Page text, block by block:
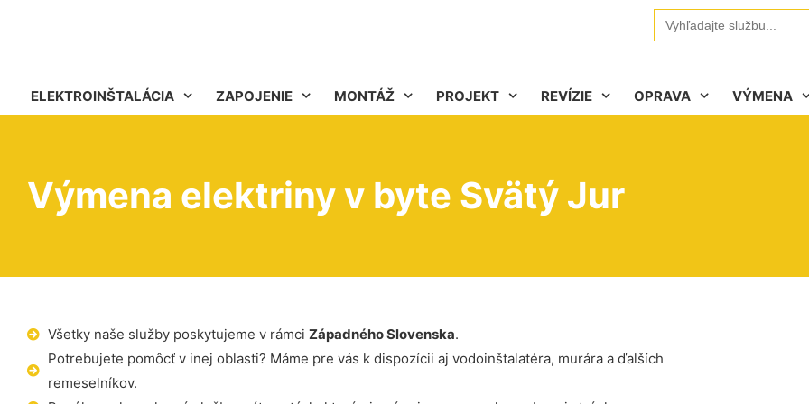
Search
for:
ELEKTROINŠTALÁCIA ZAPOJENIE MONTÁŽ PROJEKT REVÍZIE OPRAVA VÝMENA
Výmena elektriny v byte Svätý Jur
Všetky naše služby poskytujeme v rámci Západného Slovenska.
Potrebujete pomôcť v inej oblasti? Máme pre vás k dispozícii aj vodoinštalatéra, murára a ďalších
remeselníkov.